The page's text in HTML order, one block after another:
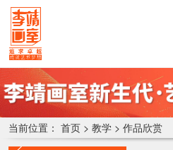
当前位置： 首页 > 教学 > 作品欣赏